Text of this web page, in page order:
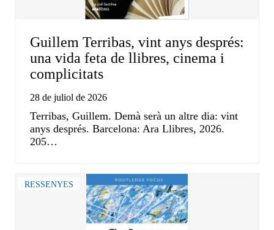
Guillem Terribas, vint anys després:
una vida feta de llibres, cinema i
complicitats
28 de juliol de 2026
Terribas, Guillem. Demà serà un altre dia: vint
anys després. Barcelona: Ara Llibres, 2026.
205…
RESSENYES